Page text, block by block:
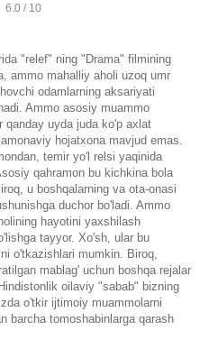
6.0 / 10
"relef" ning "Drama" filmining
ammo mahalliy aholi uzoq umr
odamlarning aksariyati
Ammo asosiy muammo
qanday uyda juda ko'p axlat
hojatxona mavjud emas.
temir yo'l relsi yaqinida
qahramon bu kichkina bola
u boshqalarning va ota-onasi
duchor bo'ladi. Ammo
hayotini yaxshilash
tayyor. Xo'sh, ular bu
o'tkazishlari mumkin. Biroq,
mablag' uchun boshqa rejalar
oilaviy "sabab" bizning
o'tkir ijtimoiy muammolarni
barcha tomoshabinlarga qarash